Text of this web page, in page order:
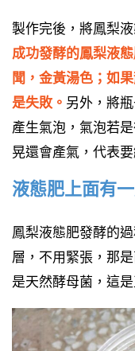
製作完後，將鳳梨
成功發酵的鳳梨液
聞，金黃湯色；如
是失敗。 另外，將
產生氣泡，氣泡若
晃還會產氣，代表要
液態肥上面有
鳳梨液態肥發酵的
層，不用緊張，那
是天然酵母菌，這